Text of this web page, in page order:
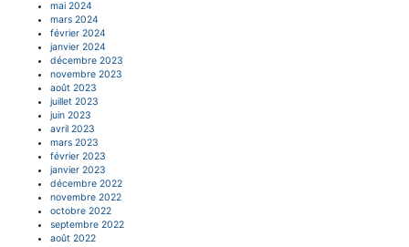
mai 2024
mars 2024
février 2024
janvier 2024
décembre 2023
novembre 2023
août 2023
juillet 2023
juin 2023
avril 2023
mars 2023
février 2023
janvier 2023
décembre 2022
novembre 2022
octobre 2022
septembre 2022
août 2022